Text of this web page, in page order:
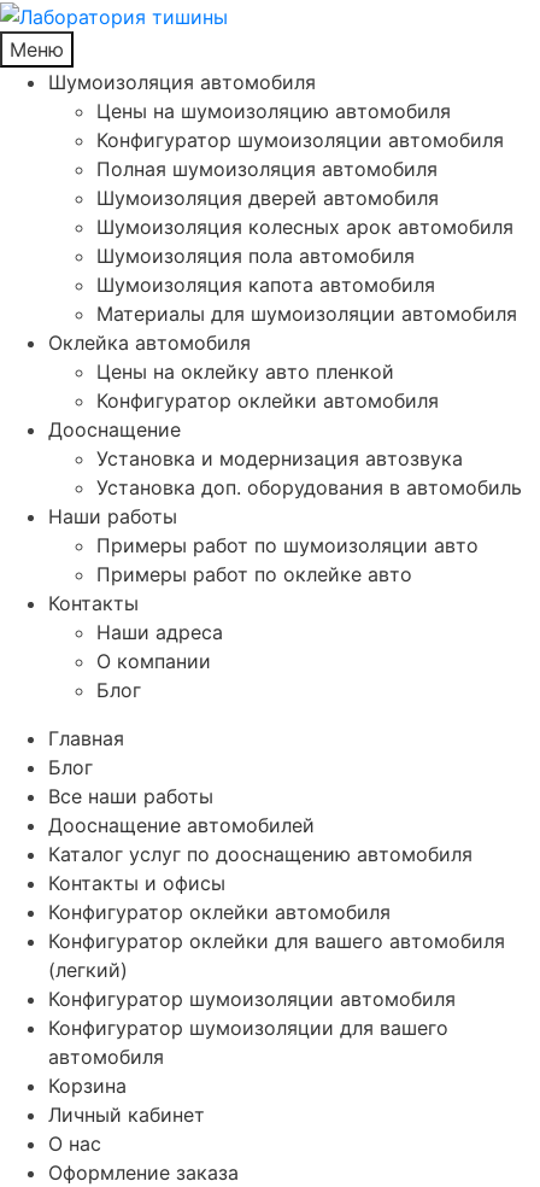
Меню
Шумоизоляция автомобиля
Цены на шумоизоляцию автомобиля
Конфигуратор шумоизоляции автомобиля
Полная шумоизоляция автомобиля
Шумоизоляция дверей автомобиля
Шумоизоляция колесных арок автомобиля
Шумоизоляция пола автомобиля
Шумоизоляция капота автомобиля
Материалы для шумоизоляции автомобиля
Оклейка автомобиля
Цены на оклейку авто пленкой
Конфигуратор оклейки автомобиля
Дооснащение
Установка и модернизация автозвука
Установка доп. оборудования в автомобиль
Наши работы
Примеры работ по шумоизоляции авто
Примеры работ по оклейке авто
Контакты
Наши адреса
О компании
Блог
Главная
Блог
Все наши работы
Дооснащение автомобилей
Каталог услуг по дооснащению автомобиля
Контакты и офисы
Конфигуратор оклейки автомобиля
Конфигуратор оклейки для вашего автомобиля
(легкий)
Конфигуратор шумоизоляции автомобиля
Конфигуратор шумоизоляции для вашего
автомобиля
Корзина
Личный кабинет
О нас
Оформление заказа